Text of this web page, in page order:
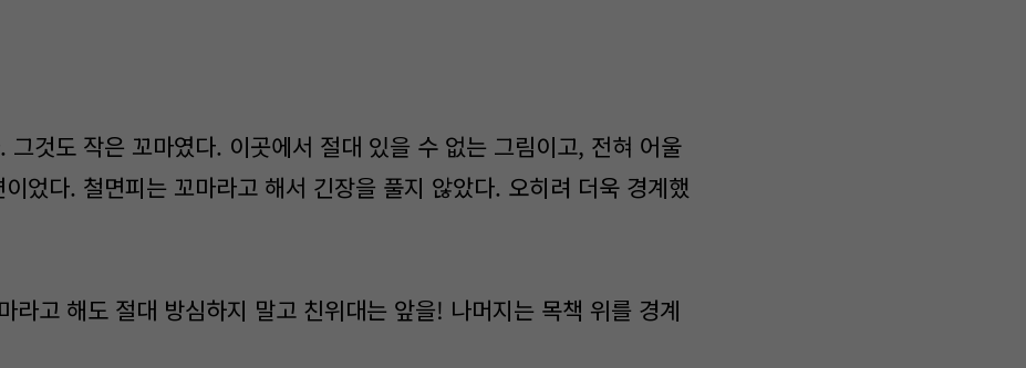
그것도 작은 꼬마였다. 이곳에서 절대 있을 수 없는 그림이고, 전혀 어울
었다. 철면피는 꼬마라고 해서 긴장을 풀지 않았다. 오히려 더욱 경계했
라고 해도 절대 방심하지 말고 친위대는 앞을! 나머지는 목책 위를 경계